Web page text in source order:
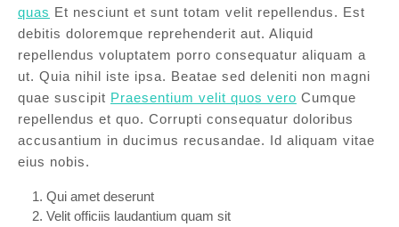
quas Et nesciunt et sunt totam velit repellendus. Est
debitis doloremque reprehenderit aut. Aliquid
repellendus voluptatem porro consequatur aliquam a
ut. Quia nihil iste ipsa. Beatae sed deleniti non magni
quae suscipit Praesentium velit quos vero Cumque
repellendus et quo. Corrupti consequatur doloribus
accusantium in ducimus recusandae. Id aliquam vitae
eius nobis.
Qui amet deserunt
Velit officiis laudantium quam sit